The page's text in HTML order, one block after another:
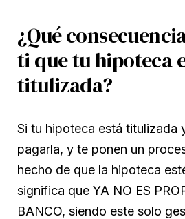
¿Qué
ti que tu hipoteca
titulizada?
Si tu hipoteca está titulizada
pagarla, y te ponen un
hecho de que la hipoteca
significa que YA NO ES
BANCO, siendo este solo